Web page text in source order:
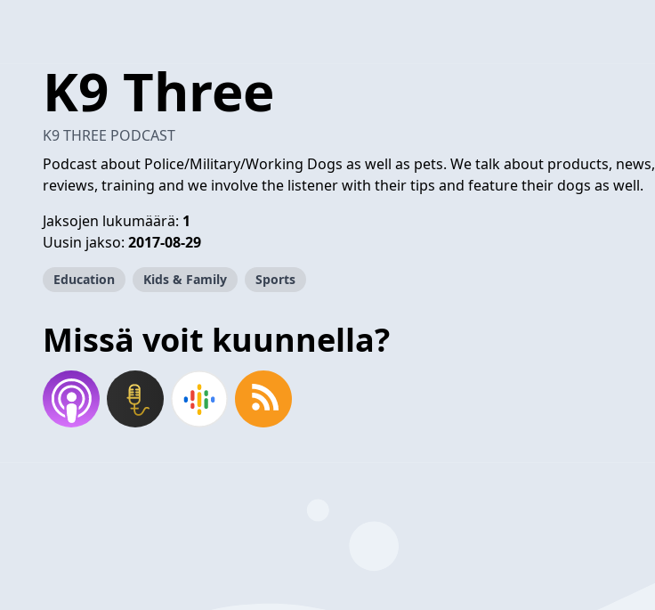
K9 Three
K9 THREE PODCAST
Podcast about Police/Military/Working Dogs as well as pets. We talk about products, news,
reviews, training and we involve the listener with their tips and feature their dogs as well.
Jaksojen lukumäärä: 1
Uusin jakso: 2017-08-29
Education Kids & Family Sports
Missä voit kuunnella?